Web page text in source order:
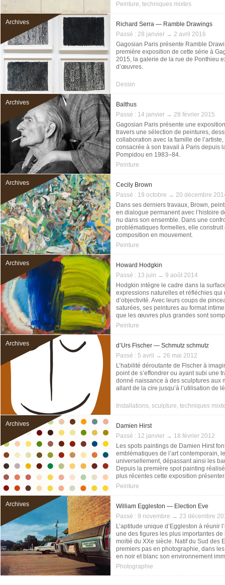
Peinture, techniques mixtes
Archives
Richard Serra — Ramble Drawings
Passé : 28 janvier → 2 avril 2016
Gagosian Paris présente Ramble
première exposition de cette série à
2015, la galerie de la rue de Ponthieu
d’œuvres.
Dessin
Archives
Balthus
Passé : 14 janvier → 28 février 2015
Gagosian Paris présente une
travers une sélection de peintures,
collaboration avec la famille de
consacrée à son travail à Paris depuis
Pompidou en 1983–84.
Peinture
Archives
Cecily Brown
Passé : 19 octobre → 20 décembre
Dans ses derniers travaux, Brown,
en dialogue permanent avec l’histoire
nu dans son ensemble. Dans une
problématiques formelles, elle
composition en mouvement.
Peinture
Archives
Howard Hodgkin
Passé : 13 juin → 9 août 2014
Hodgkin intègre le cadre dans la
expressions naturelles et réfléchies
d’objectivité. Avec leurs coups de
saturées, ses peintures au format
que les œuvres plus grandes sont
Peinture
Archives
d’Urs Fischer — Schmutz schmutz
Passé : 5 avril → 26 mai 2012
L’habilité déroutante de Fischer à
point de s’effondrer ou ayant subi une
donné naissance à des sculptures aux
allant de la cire jusqu’à l’utilisation de
Installations, sculpture, techniques
Archives
Damien Hirst
Passé : 12 janvier → 18 février 2012
Les spots paintings de Damien Hirst
emblématiques de l’art contemporain,
universellement, dépassant ainsi les
Depuis la première spot painting
plus récentes cette exposition
Hirst.
Peinture
Archives
William Eggleston — Election Eve
Passé : 9 novembre → 23 décembre
L’aptitude unique d’Eggleston à réunir
une des figures les plus importantes
moitié du XXe siècle. Natif du Sud des
premiers pas en photographie, dans
en noir et blanc son environnement
Photographie